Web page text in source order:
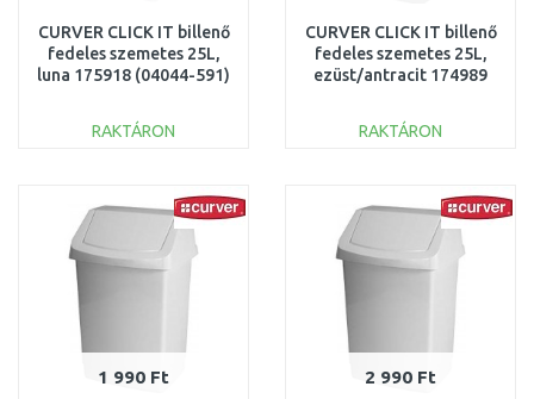
CURVER CLICK IT billenő
fedeles szemetes 25L,
luna 175918 (04044-591)
RAKTÁRON
Összehasonlítás
CURVER CLICK IT billenő
fedeles szemetes 25L,
ezüst/antracit 174989
RAKTÁRON
Összehasonlítás
1 990 Ft 2 990 Ft